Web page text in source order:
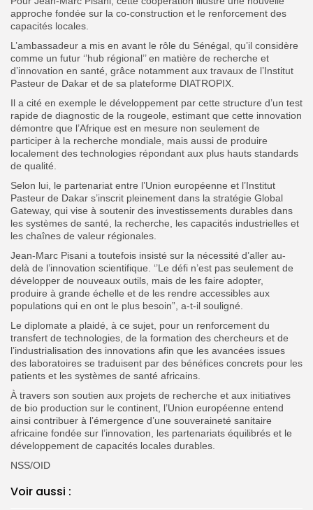
approche fondée sur la co-construction et le renforcement des
capacités locales.
L’ambassadeur a mis en avant le rôle du Sénégal, qu’il considère
comme un futur ‘’hub régional’’ en matière de recherche et
d’innovation en santé, grâce notamment aux travaux de l’Institut
Pasteur de Dakar et de sa plateforme DIATROPIX.
Il a cité en exemple le développement par cette structure d’un test
rapide de diagnostic de la rougeole, estimant que cette innovation
démontre que l’Afrique est en mesure non seulement de
participer à la recherche mondiale, mais aussi de produire
localement des technologies répondant aux plus hauts standards
de qualité.
Selon lui, le partenariat entre l’Union européenne et l’Institut
Pasteur de Dakar s’inscrit pleinement dans la stratégie Global
Gateway, qui vise à soutenir des investissements durables dans
les systèmes de santé, la recherche, les capacités industrielles et
les chaînes de valeur régionales.
Jean-Marc Pisani a toutefois insisté sur la nécessité d’aller au-
delà de l’innovation scientifique. ‘’Le défi n’est pas seulement de
développer de nouveaux outils, mais de les faire adopter,
produire à grande échelle et de les rendre accessibles aux
populations qui en ont le plus besoin”, a-t-il souligné.
Le diplomate a plaidé, à ce sujet, pour un renforcement du
transfert de technologies, de la formation des chercheurs et de
l’industrialisation des innovations afin que les avancées issues
des laboratoires se traduisent par des bénéfices concrets pour les
patients et les systèmes de santé africains.
À travers son soutien aux projets de recherche et aux initiatives
de bio production sur le continent, l’Union européenne entend
ainsi contribuer à l’émergence d’une souveraineté sanitaire
africaine fondée sur l’innovation, les partenariats équilibrés et le
développement de capacités locales durables.
NSS/OID
Voir aussi :